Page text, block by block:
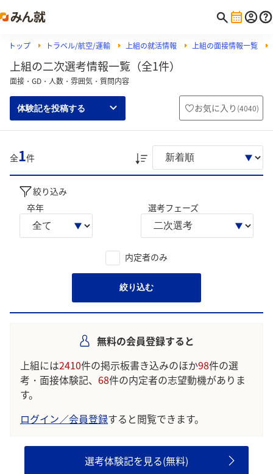
トップ トラベル/航空/運輸 上組の就活情報 上組の面接情報一覧
上組の二次選考情報一覧（全1件）
面接・GD・人数・雰囲気・質問内容
体験記を投稿する お気に入り (4040)
全1件
絞り込み
卒年
選考フェーズ
内定者のみ
絞り込む
無料の会員登録すると
上組には2410件の掲示板書き込みのほか98件の選
考・面接体験記、 68件の内定者の志望動機がありま
す。
ログイン／会員登録すると閲覧できます。
選考体験記を見る(無料)